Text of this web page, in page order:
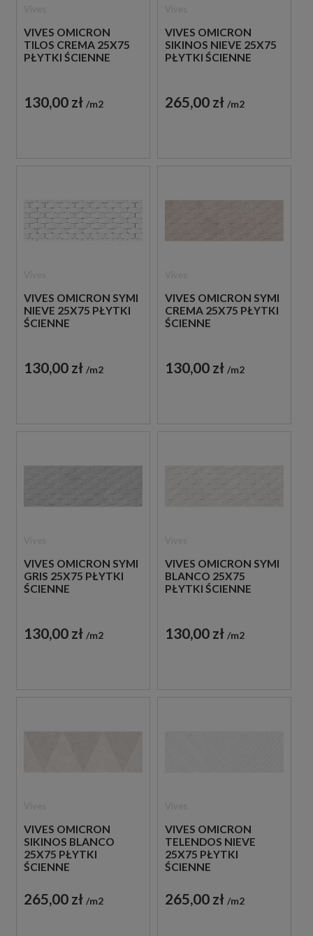
VIVES OMICRON
TILOS CREMA 25X75
PŁYTKI ŚCIENNE
130,00 zł m2
VIVES OMICRON
SIKINOS NIEVE 25X75
PŁYTKI ŚCIENNE
265,00 zł m2
VIVES OMICRON SYMI
NIEVE 25X75 PŁYTKI
ŚCIENNE
130,00 zł m2
VIVES OMICRON SYMI
CREMA 25X75 PŁYTKI
ŚCIENNE
130,00 zł m2
VIVES OMICRON SYMI
GRIS 25X75 PŁYTKI
ŚCIENNE
130,00 zł m2
VIVES OMICRON SYMI
BLANCO 25X75
PŁYTKI ŚCIENNE
130,00 zł m2
VIVES OMICRON
SIKINOS BLANCO
25X75 PŁYTKI
ŚCIENNE
265,00 zł m2
VIVES OMICRON
TELENDOS NIEVE
25X75 PŁYTKI
ŚCIENNE
265,00 zł m2